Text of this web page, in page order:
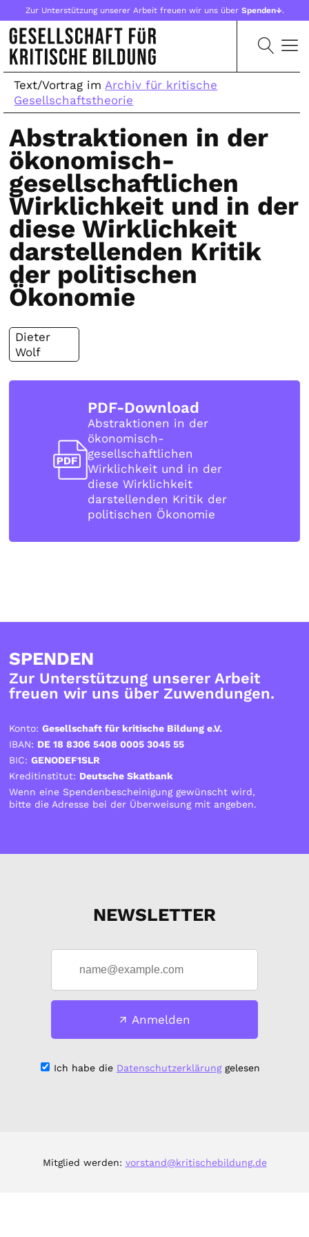
Zur Unterstützung unserer Arbeit freuen wir uns über Spenden↓.
Text/Vortrag imArchiv für kritische
Gesellschaftstheorie
Abstraktionen in der
ökonomisch-
gesellschaftlichen
Wirklichkeit und in der
diese Wirklichkeit
darstellenden Kritik
der politischen
Ökonomie
Dieter
Wolf
PDF-Download
Abstraktionen in der
ökonomisch-
gesellschaftlichen
Wirklichkeit und in der
diese Wirklichkeit
darstellenden Kritik der
politischen Ökonomie
SPENDEN
Zur Unterstützung unserer Arbeit
freuen wir uns über Zuwendungen.
Konto:Gesellschaft für kritische Bildung e.V.
IBAN: DE 18 8306 5408 0005 3045 55
BIC:GENODEF1SLR
Kreditinstitut: Deutsche Skatbank
Wenn eine Spendenbescheinigung gewünscht wird,
bitte die Adresse bei der Überweisung mit angeben.
NEWSLETTER
Anmelden
Ich habe die Datenschutzerklärunggelesen
Mitglied werden: vorstand@kritischebildung.de